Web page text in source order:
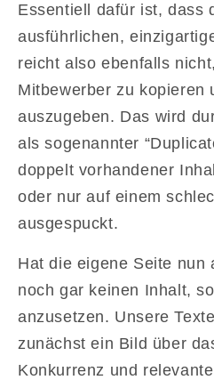
Essentiell dafür ist, dass
ausführlichen,
reicht also ebenfalls
Mitbewerber zu kopieren
auszugeben. Das wird
als sogenannter
doppelt vorhandener
oder nur auf einem
ausgespuckt.
Hat die eigene Seite nun
noch gar keinen Inhalt,
anzusetzen. Unsere
zunächst ein Bild über
Konkurrenz und